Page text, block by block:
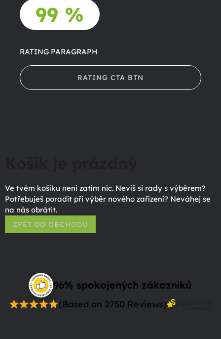
99 %
RATING PARAGRAPH
RATING CTA BTN
Ve tvém košíku není zatím nic. Nevíš si rady s výběrem?
Potřebuješ poradit při výběr nového zařízení? Neváhej se
na nás obrátit.
ZPĚT DO OBCHODU
96% spokojených zákazníků
(Based on 2750 Reviews)